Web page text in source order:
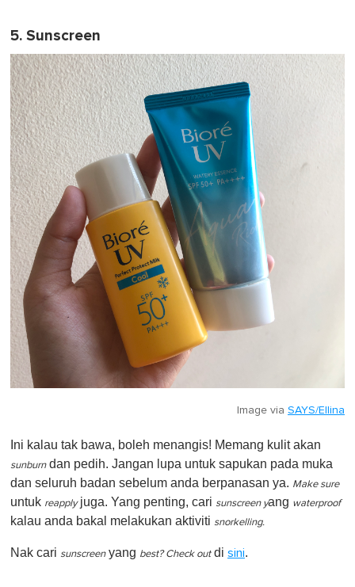
5. Sunscreen
Image via SAYS/Ellina
Ini kalau tak bawa, boleh menangis! Memang kulit akan
sunburndan pedih. Jangan lupa untuk sapukan pada muka
dan seluruh badan sebelum anda berpanasan ya. Make sure
untuk reapplyjuga. Yang penting, cari sunscreen yang waterproof
kalau anda bakal melakukan aktiviti snorkelling.
Nak cari sunscreenyang best? Check outdi sini.